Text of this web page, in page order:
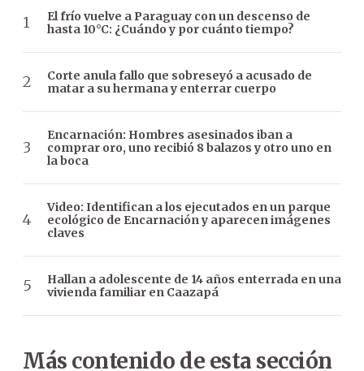
El frío vuelve a Paraguay con un descenso de
hasta 10°C: ¿Cuándo y por cuánto tiempo?
Corte anula fallo que sobreseyó a acusado de
matar a su hermana y enterrar cuerpo
Encarnación: Hombres asesinados iban a
comprar oro, uno recibió 8 balazos y otro uno en
la boca
Video: Identifican a los ejecutados en un parque
ecológico de Encarnación y aparecen imágenes
claves
Hallan a adolescente de 14 años enterrada en una
vivienda familiar en Caazapá
Más contenido de esta sección